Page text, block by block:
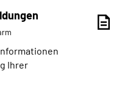
Ihrer